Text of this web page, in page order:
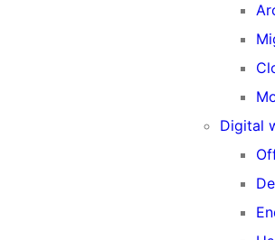
Digital